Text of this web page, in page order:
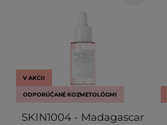
V AKCII
ODPORÚČANÉ KOZMETOLÓGMI
SKIN1004 - Madagascar